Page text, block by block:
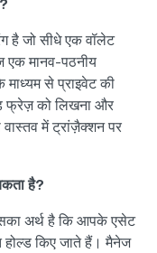
है जो सीधे एक वॉलेट
एक मानव-पठनीय
माध्यम से प्राइवेट की
फ्रेज़ को लिखना और
में ट्रांज़ैक्शन पर
है?
अर्थ है कि आपके एसेट
किए जाते हैं। मैनेज